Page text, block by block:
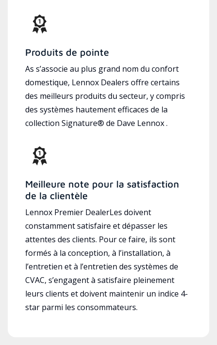
Produits de pointe
As s’associe au plus grand nom du confort
domestique, Lennox Dealers offre certains
des meilleurs produits du secteur, y compris
des systèmes hautement efficaces de la
collection Signature® de Dave Lennox .
Meilleure note pour la satisfaction
de la clientèle
Lennox Premier DealerLes doivent
constamment satisfaire et dépasser les
attentes des clients. Pour ce faire, ils sont
formés à la conception, à l’installation, à
l’entretien et à l’entretien des systèmes de
CVAC, s’engagent à satisfaire pleinement
leurs clients et doivent maintenir un indice 4-
star parmi les consommateurs.